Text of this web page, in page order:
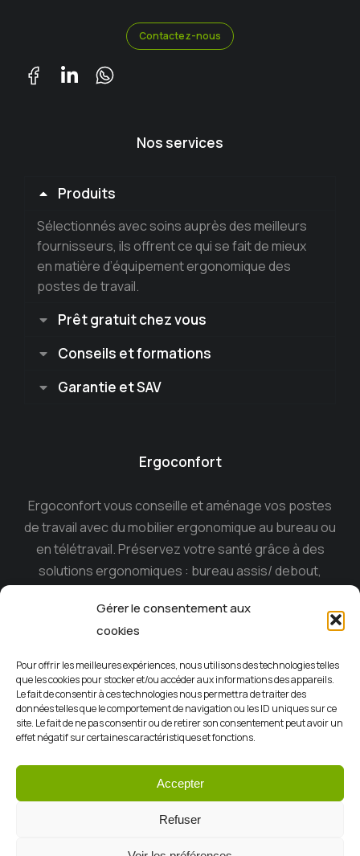
Gérer le consentement aux
cookies
Pour offrir les meilleures expériences, nous utilisons des technologies telles
que les cookies pour stocker et/ou accéder aux informations des appareils.
Le fait de consentir à ces technologies nous permettra de traiter des
données telles que le comportement de navigation ou les ID uniques sur ce
site. Le fait de ne pas consentir ou de retirer son consentement peut avoir un
effet négatif sur certaines caractéristiques et fonctions.
Accepter
Refuser
Contactez-nous
Nos services
Produits
Sélectionnés avec soins auprès des meilleurs
fournisseurs, ils offrent ce qui se fait de mieux
en matière d’équipement ergonomique des
postes de travail.
Prêt gratuit chez vous
Conseils et formations
Garantie et SAV
Ergoconfort
Ergoconfort vous conseille et aménage vos postes
de travail avec du mobilier ergonomique au bureau ou
en télétravail. Préservez votre santé grâce à des
solutions ergonomiques : bureau assis/ debout,
ergonomique, casque anti-bruit…
sur l’ile de la Réunion depuis 15 ans.
CGV
Mentions légales
Politiques de confidentialité